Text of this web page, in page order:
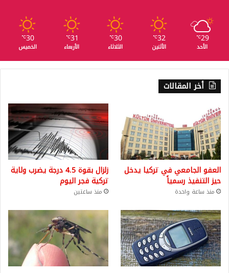
29
℃
الأحد
32
℃
الأثنين
30
℃
الثلاثاء
31
℃
الأربعاء
30
℃
الخميس
أخر المقالات
العفو الجامعي في تركيا يدخل
حيز التنفيذ رسمياً
منذ ساعة واحدة
زلزال بقوة 4.5 درجة يضرب ولاية
تركية فجر اليوم
منذ ساعتين